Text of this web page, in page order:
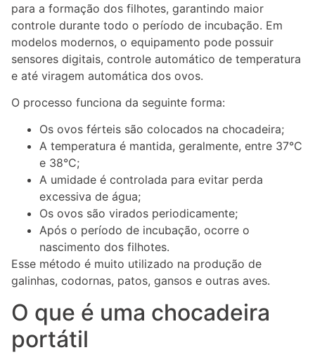
para a formação dos filhotes, garantindo maior
controle durante todo o período de incubação. Em
modelos modernos, o equipamento pode possuir
sensores digitais, controle automático de temperatura
e até viragem automática dos ovos.
O processo funciona da seguinte forma:
Os ovos férteis são colocados na chocadeira;
A temperatura é mantida, geralmente, entre 37°C
e 38°C;
A umidade é controlada para evitar perda
excessiva de água;
Os ovos são virados periodicamente;
Após o período de incubação, ocorre o
nascimento dos filhotes.
Esse método é muito utilizado na produção de
galinhas, codornas, patos, gansos e outras aves.
O que é uma chocadeira
portátil